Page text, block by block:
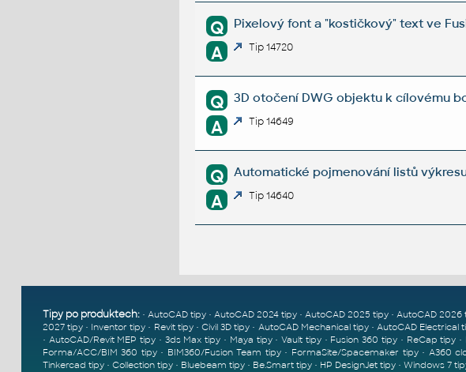
Q Pixelový font a "kostičkový" text ve
A Tip 14720
Q 3D otočení DWG objektu k cílovému
A Tip 14649
Q Automatické pojmenování listů
A Tip 14640
Tipy po produktech:• AutoCAD tipy• AutoCAD 2024 tipy• AutoCAD 2025 tipy• AutoCAD 2026
2027 tipy• Inventor tipy • Revit tipy•Civil 3D tipy • AutoCAD Mechanical tipy•AutoCAD Electrical
• AutoCAD/Revit MEP tipy • 3ds Max tipy • Maya tipy•Vault tipy• Fusion 360 tipy • ReCap tipy •
Forma/ACC/BIM 360 tipy• BIM360/Fusion Team tipy• FormaSite/Spacemaker tipy• A360
Tinkercad tipy• Collection tipy• Bluebeam tipy• Be.Smart tipy• HP DesignJet tipy• Windows 7